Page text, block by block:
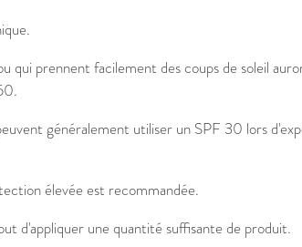
qui prennent facilement des coups de soleil
généralement utiliser un SPF 30 lors
élevée est recommandée.
d'appliquer une quantité suffisante de produit.